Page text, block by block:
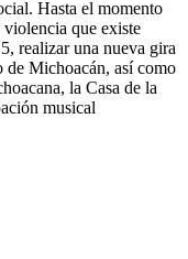
Hasta el momento
que existe
realizar una nueva gira
de Michoacán, así como
la Casa de la
musical